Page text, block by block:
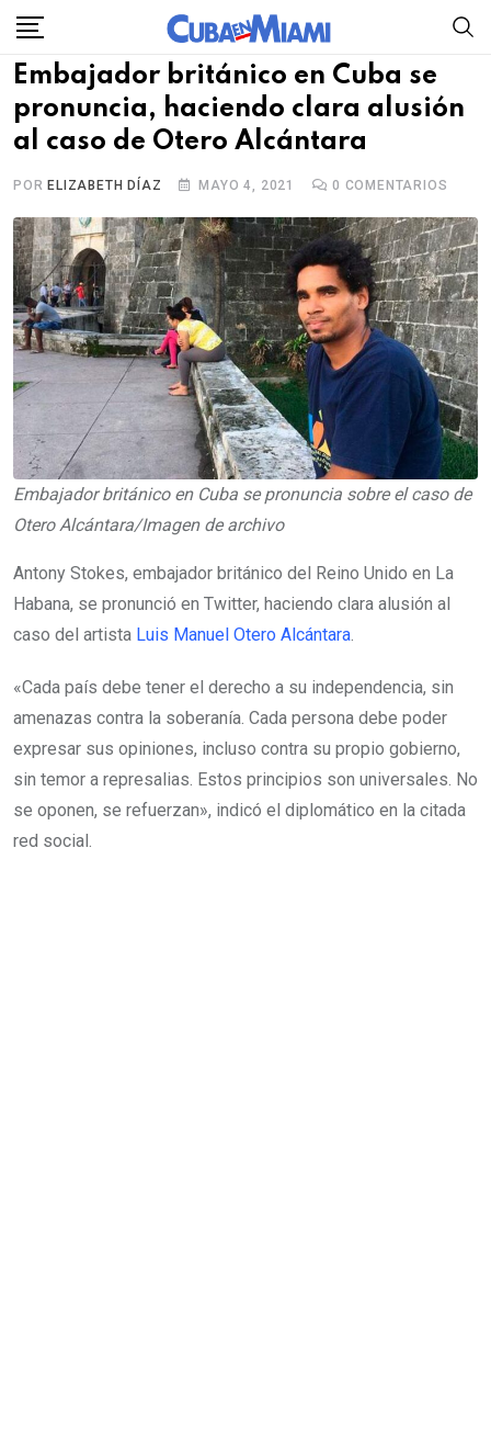
Skip
content
Embajador británico en Cuba se
pronuncia, haciendo clara alusión
al caso de Otero Alcántara
POR ELIZABETH DÍAZ MAYO 4, 2021 0 COMENTARIOS
Embajador británico en Cuba se pronuncia sobre el caso de
Otero Alcántara/Imagen de archivo
Antony Stokes, embajador británico del Reino Unido en La
Habana, se pronunció en Twitter, haciendo clara alusión al
caso del artista Luis Manuel Otero Alcántara.
«Cada país debe tener el derecho a su independencia, sin
amenazas contra la soberanía. Cada persona debe poder
expresar sus opiniones, incluso contra su propio gobierno,
sin temor a represalias. Estos principios son universales. No
se oponen, se refuerzan», indicó el diplomático en la citada
red social.